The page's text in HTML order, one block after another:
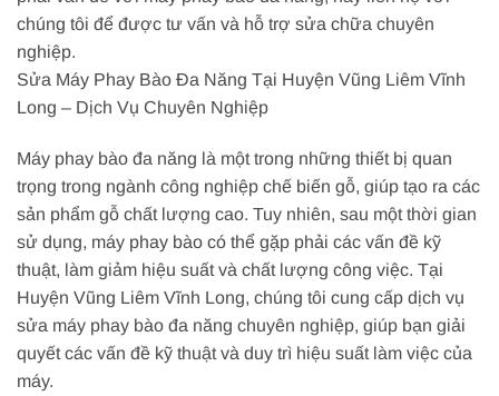
chúng tôi để được tư vấn và hỗ trợ sửa chữa chuyên
nghiệp.
Sửa Máy Phay Bào Đa Năng Tại Huyện Vũng Liêm Vĩnh
Long – Dịch Vụ Chuyên Nghiệp
Máy phay bào đa năng là một trong những thiết bị quan
trọng trong ngành công nghiệp chế biến gỗ, giúp tạo ra các
sản phẩm gỗ chất lượng cao. Tuy nhiên, sau một thời gian
sử dụng, máy phay bào có thể gặp phải các vấn đề kỹ
thuật, làm giảm hiệu suất và chất lượng công việc. Tại
Huyện Vũng Liêm Vĩnh Long, chúng tôi cung cấp dịch vụ
sửa máy phay bào đa năng chuyên nghiệp, giúp bạn giải
quyết các vấn đề kỹ thuật và duy trì hiệu suất làm việc của
máy.